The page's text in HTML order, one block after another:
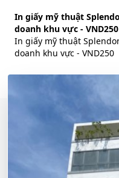
In giấy mỹ thuật
doanh khu vực - VND250
In giấy mỹ thuật
doanh khu vực - VND250